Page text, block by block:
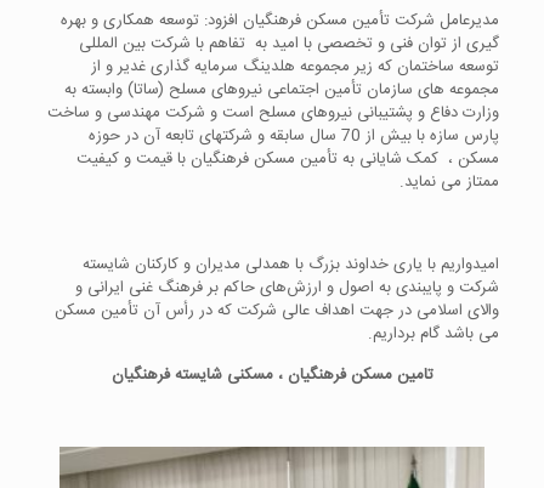
مدیرعامل شرکت تأمین مسکن فرهنگیان افزود: توسعه همکاری و بهره
گیری از توان فنی و تخصصی با امید به تفاهم با شرکت بین المللی
توسعه ساختمان که زیر مجموعه هلدینگ سرمایه گذاری غدیر و از
مجموعه های سازمان تأمین اجتماعی نیروهای مسلح (ساتا) وابسته به
وزارت دفاع و پشتیبانی نیروهای مسلح است و شرکت مهندسی و ساخت
پارس سازه با بیش از 70 سال سابقه و شرکتهای تابعه آن در حوزه
مسکن ، کمک شایانی به تأمین مسکن فرهنگیان با قیمت و کیفیت
ممتاز می نماید.
امیدواریم با یاری خداوند بزرگ با همدلی مدیران و کارکنان شایسته
شرکت و پایبندی به اصول و ارزش‌های حاکم بر فرهنگ غنی ایرانی و
والای اسلامی در جهت اهداف عالی شرکت که در رأس آن تأمین مسکن
می باشد گام برداریم.
تامین مسکن فرهنگیان ، مسکنی شایسته فرهنگیان